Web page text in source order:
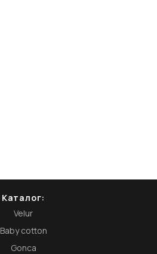
Каталог:
Velur
Baby cotton
Gonca